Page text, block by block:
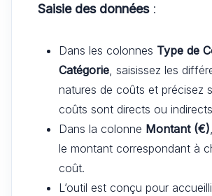
Saisie des données:
Dans les colonnes Type de
Catégorie , saisissez les
natures de coûts et précisez
coûts sont directs ou
Dans la colonne Montant (€)
le montant correspondant à
coût.
L’outil est conçu pour